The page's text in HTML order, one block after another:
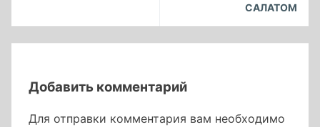
САЛАТОМ
Добавить комментарий
Для отправки комментария вам необходимо